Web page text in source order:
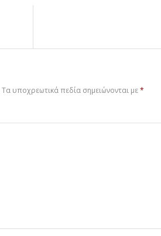
Τα υποχρεωτικά πεδία σημειώνονται με*